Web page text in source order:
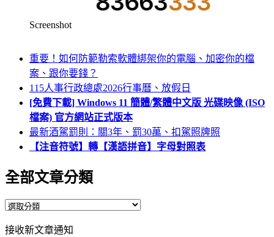
Screenshot
重要！如何防範勒索軟體綁架你的電腦、加密你的檔
案、跟你要錢？
115人事行政總處2026行事曆、放假日
[免費下載] Windows 11 簡體/繁體中文版 光碟映像 (ISO
檔案) 官方網站正式版本
最新酒駕罰則：關3年、罰30萬、扣駕照牌照
【注音符號】轉【漢語拼音】字母對照表
全部文章分類
全
接收新文章通知